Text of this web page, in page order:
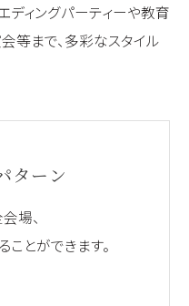
ディングパーティーや教育
等まで、多彩なスタイル
ターン
場、
とができます。